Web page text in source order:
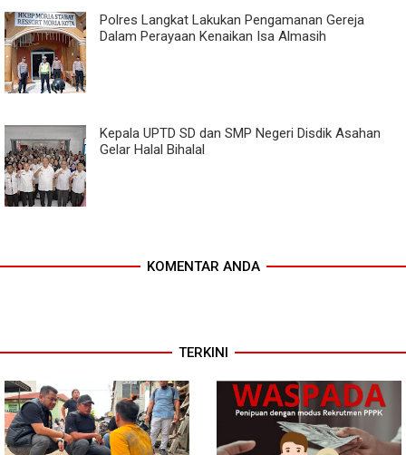
Polres Langkat Lakukan Pengamanan Gereja
Dalam Perayaan Kenaikan Isa Almasih
Kepala UPTD SD dan SMP Negeri Disdik Asahan
Gelar Halal Bihalal
KOMENTAR ANDA
TERKINI